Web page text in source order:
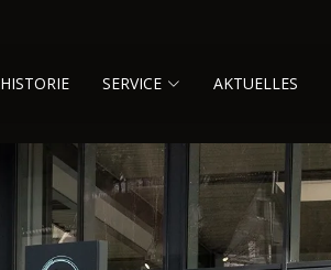
HISTORIE SERVICE AKTUELLES